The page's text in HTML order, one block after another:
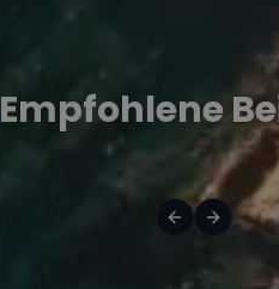
Empfohlene